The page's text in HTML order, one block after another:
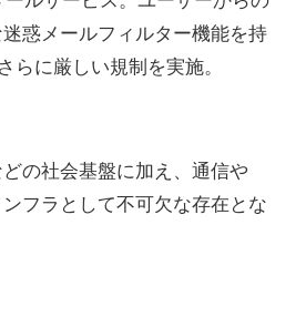
惑メールフィルター機能を持
らに厳しい規制を実施。
の社会基盤に加え、通信や
フラとして不可欠な存在とな